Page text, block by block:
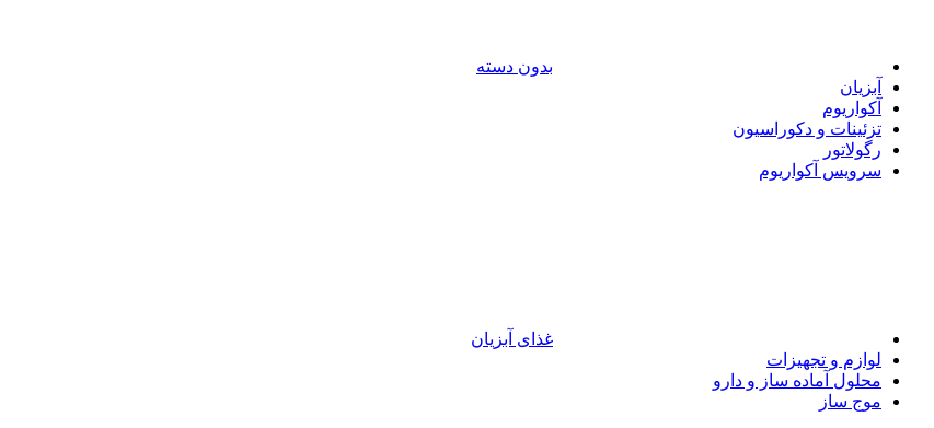
بدون دسته
آبزیان
آکواریوم
تزئینات و دکوراسیون
رگولاتور
سرویس آکواریوم
غذای آبزیان
لوازم و تجهیزات
محلول آماده ساز و دارو
موج ساز